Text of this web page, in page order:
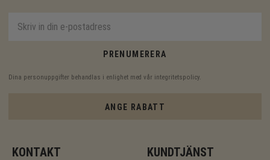
PRENUMERERA
Dina personuppgifter behandlas i enlighet med vår integritetspolicy
ANGE RABATT
KONTAKT KUNDTJÄNST